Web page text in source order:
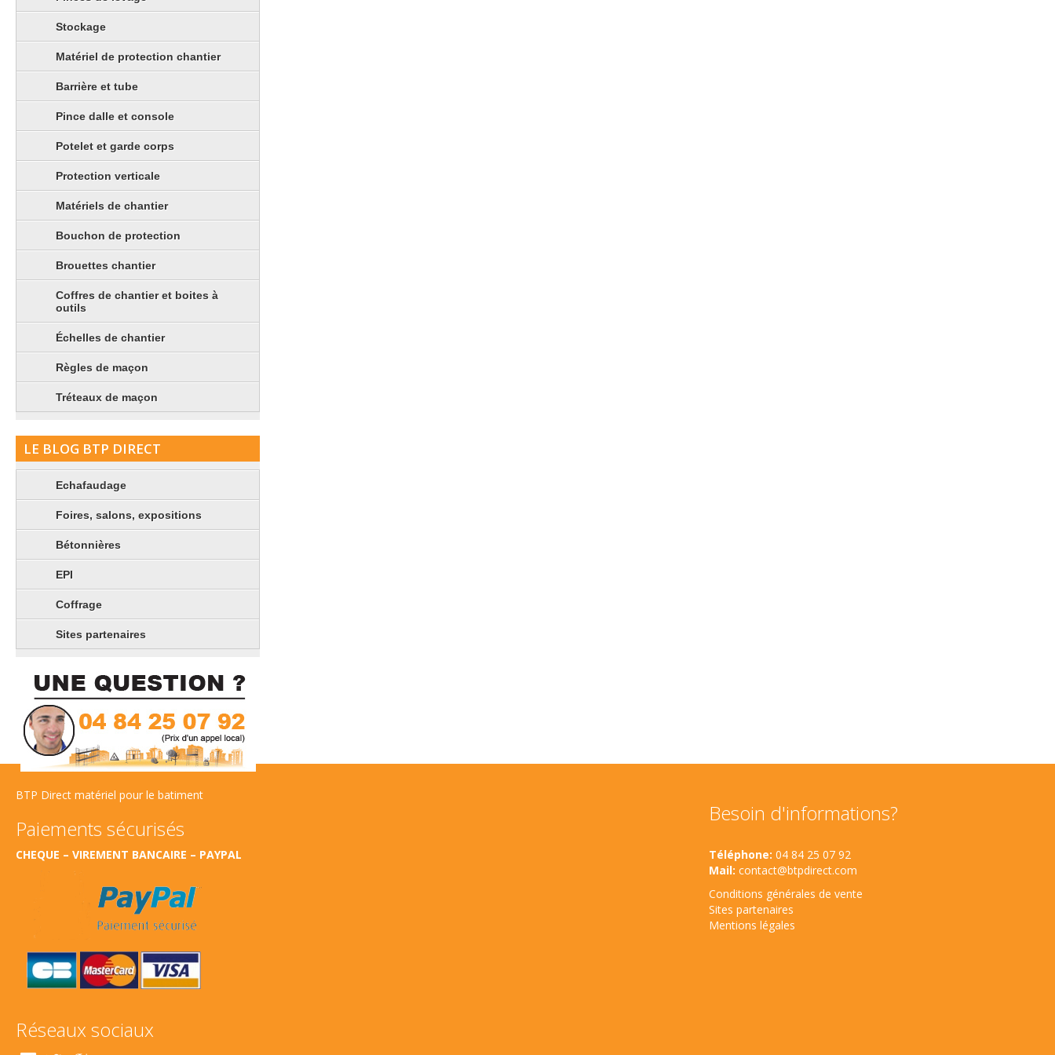
Stockage
Matériel de protection chantier
Barrière et tube
Pince dalle et console
Potelet et garde corps
Protection verticale
Matériels de chantier
Bouchon de protection
Brouettes chantier
Coffres de chantier et boites à
outils
Échelles de chantier
Règles de maçon
Tréteaux de maçon
LE BLOG BTP DIRECT
Echafaudage
Foires, salons, expositions
Bétonnières
EPI
Coffrage
Sites partenaires
BTP Direct matériel pour le batiment
Paiements sécurisés
CHEQUE – VIREMENT BANCAIRE – PAYPAL
Réseaux sociaux
Besoin d'informations?
Téléphone: 04 84 25 07 92
Mail: contact@btpdirect.com
Conditions générales de vente
Sites partenaires
Mentions légales